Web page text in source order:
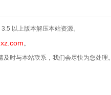
3.5 以上版本解压本站资源。
。
时与本站联系，我们会尽快为您处理。